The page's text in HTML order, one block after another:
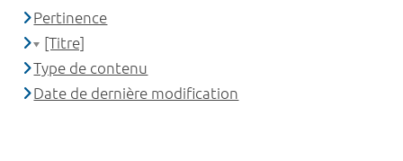
Pertinence
[Titre]
Type de contenu
Date de dernière modification